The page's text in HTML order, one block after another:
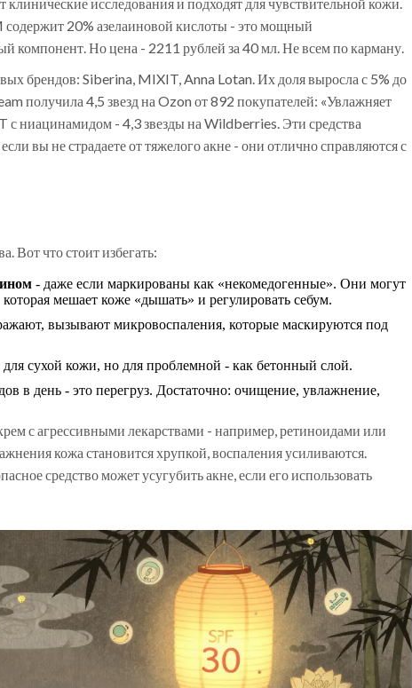
20% азелаиновой кислоты - это мощный
компонент. Но цена - 2211 рублей за 40 мл. Не всем по карману.
брендов: Siberina, MIXIT, Anna Lotan. Их доля выросла с 5% до
получила 4,5 звезд на Ozon от 892 покупателей: «Увлажняет
с ниацинамидом - 4,3 звезды на Wildberries. Эти средства
вы не страдаете от тяжелого акне - они отлично справляются с
Вот что стоит избегать:
- даже если маркированы как «некомедогенные». Они могут
мешает коже «дышать» и регулировать себум.
вызывают микровоспаления, которые маскируются под
сухой кожи, но для проблемной - как бетонный слой.
в день - это перегруз. Достаточно: очищение, увлажнение,
с агрессивными лекарствами - например, ретиноидами или
кожа становится хрупкой, воспаления усиливаются.
средство может усугубить акне, если его использовать